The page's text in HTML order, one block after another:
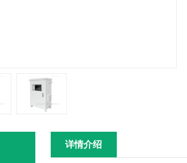
详情介绍